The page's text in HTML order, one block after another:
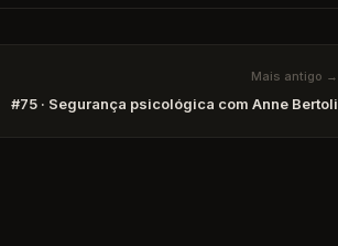
Mais antigo →
#75 · Segurança psicológica com Anne Bertoli